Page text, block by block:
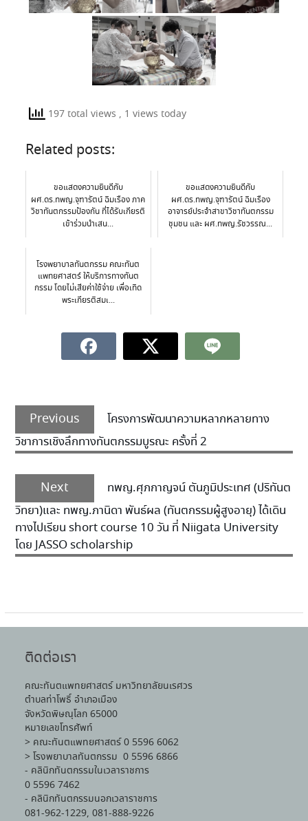
197 total views , 1 views today
Related posts:
ขอแสดงความยินดีกับ
ผศ.ดร.ทพญ.จุฑารัตน์ ฉิมเรือง ภาค
วิชาทันตกรรมป้องกัน ที่ได้รับเกียรติ
เข้าร่วมนำเสน...
ขอแสดงความยินดีกับ
ผศ.ดร.ทพญ.จุฑารัตน์ ฉิมเรือง
อาจารย์ประจำสาขาวิชาทันตกรรม
ชุมชน และ ผศ.ทพญ.รัชวรรณ...
โรงพยาบาลทันตกรรม คณะทันต
แพทยศาสตร์ ให้บริการทางทันต
กรรม โดยไม่เสียค่าใช้จ่าย เพื่อเทิด
พระเกียรติสมเ...
Previous
โครงการพัฒนาความหลากหลายทาง
วิชาการเชิงลึกทางทันตกรรมบูรณะ ครั้งที่ 2
Next
ทพญ.ศุภกาญจน์ ตันภูมิประเทศ (ปริทันต
วิทยา)และ ทพญ.ภานิดา พันธ์ผล (ทันตกรรมผู้สูงอายุ) ได้เดิน
ทางไปเรียน short course 10 วัน ที่ Niigata University
โดย JASSO scholarship
ติดต่อเรา
คณะทันตแพทยศาสตร์ มหาวิทยาลัยนเรศวร
ตำบลท่าโพธิ์ อำเภอเมือง
จังหวัดพิษณุโลก 65000
หมายเลขโทรศัพท์
> คณะทันตแพทยศาสตร์ 0 5596 6062
> โรงพยาบาลทันตกรรม 0 5596 6866
- คลินิกทันตกรรมในเวลาราชการ
0 5596 7462
- คลินิกทันตกรรมนอกเวลาราชการ
081-962-1229, 081-888-9226